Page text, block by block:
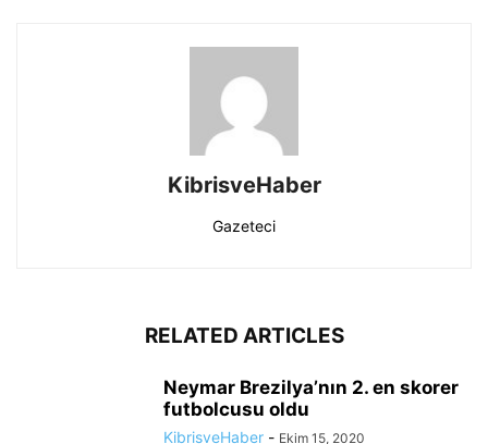
KibrisveHaber
Gazeteci
RELATED ARTICLES
Neymar Brezilya’nın 2. en skorer
futbolcusu oldu
KibrisveHaber - Ekim 15, 2020